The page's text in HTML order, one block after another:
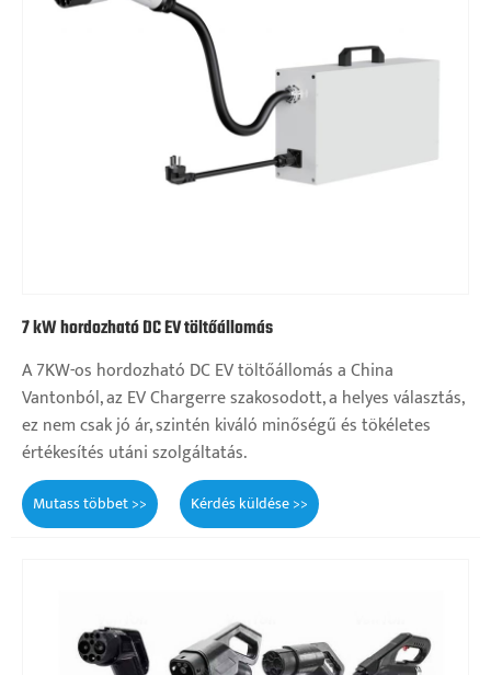
7 kW hordozható DC EV töltőállomás
A 7KW-os hordozható DC EV töltőállomás a China
Vantonból, az EV Chargerre szakosodott, a helyes választás,
ez nem csak jó ár, szintén kiváló minőségű és tökéletes
értékesítés utáni szolgáltatás.
Mutass többet >> Kérdés küldése >>